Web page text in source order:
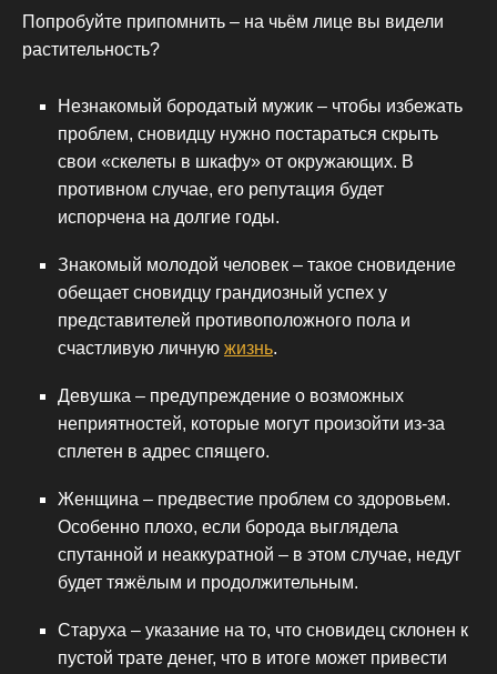
Попробуйте припомнить – на чьём лице вы видели
растительность?
Незнакомый бородатый мужик – чтобы избежать
проблем, сновидцу нужно постараться скрыть
свои «скелеты в шкафу» от окружающих. В
противном случае, его репутация будет
испорчена на долгие годы.
Знакомый молодой человек – такое сновидение
обещает сновидцу грандиозный успех у
представителей противоположного пола и
счастливую личную жизнь.
Девушка – предупреждение о возможных
неприятностей, которые могут произойти из-за
сплетен в адрес спящего.
Женщина – предвестие проблем со здоровьем.
Особенно плохо, если борода выглядела
спутанной и неаккуратной – в этом случае, недуг
будет тяжёлым и продолжительным.
Старуха – указание на то, что сновидец склонен к
пустой трате денег, что в итоге может привести